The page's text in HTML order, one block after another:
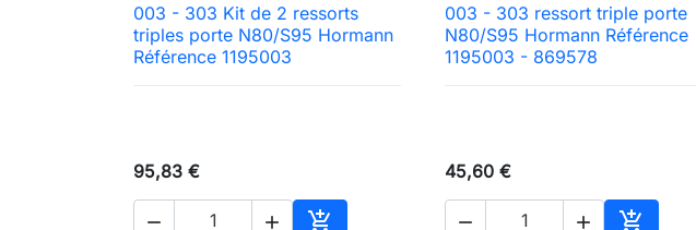
 Aperçu rapide
003 - 303 Kit de 2 ressorts
triples porte N80/S95 Hormann
Référence 1195003
95,83 €
  
 Aperçu rapide
003 - 303 ressort triple porte
N80/S95 Hormann Référence
1195003 - 869578
45,60 €
  